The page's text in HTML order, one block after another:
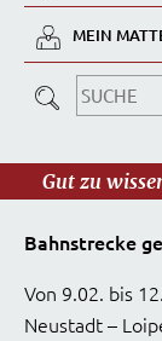
MEIN
Gut zu
Bahnstrecke
Von 9.02. bis
Neustadt –